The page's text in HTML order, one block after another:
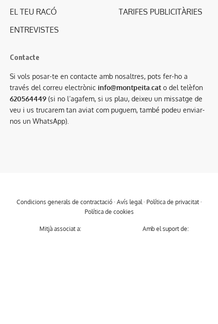
EL TEU RACÓ
ENTREVISTES
TARIFES PUBLICITÀRIES
Contacte
Si vols posar-te en contacte amb nosaltres, pots fer-ho a
través del correu electrònic info@montpeita.cato del telèfon
620564449 (si no l’agafem, si us plau, deixeu un missatge de
veu i us trucarem tan aviat com puguem, també podeu enviar-
nos un WhatsApp).
Condicions generals de contractació· Avís legal· Política de privacitat·
Política de cookies
Mitjà associat a: Amb el suport de: